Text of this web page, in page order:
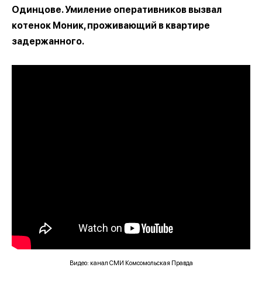
Одинцове. Умиление оперативников вызвал
котенок Моник, проживающий в квартире
задержанного.
Видео: канал СМИ Комсомольская Правда